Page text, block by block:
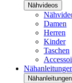
Nähvideos
Damen
Herren
Kinder
Taschen
Nähanleitungen